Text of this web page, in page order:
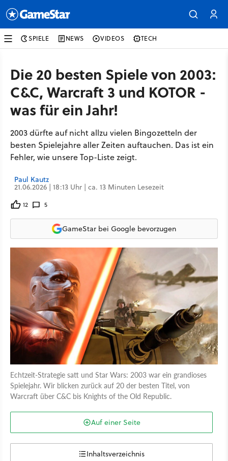
SPIELE NEWS VIDEOS TECH
Die 20 besten Spiele von 2003:
C&C, Warcraft 3 und KOTOR -
was für ein Jahr!
2003 dürfte auf nicht allzu vielen Bingozetteln der
besten Spielejahre aller Zeiten auftauchen. Das ist ein
Fehler, wie unsere Top-Liste zeigt.
Paul Kautz
21.06.2026 | 18:13 Uhr | ca. 13 Minuten Lesezeit
12 5
GameStar bei Google bevorzugen
Echtzeit-Strategie satt und Star Wars: 2003 war ein grandioses
Spielejahr. Wir blicken zurück auf 20 der besten Titel, von
Warcraft über C&C bis Knights of the Old Republic.
Auf einer Seite
Inhaltsverzeichnis